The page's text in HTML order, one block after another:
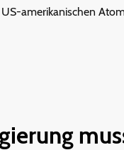
amerikanischen